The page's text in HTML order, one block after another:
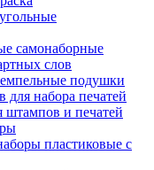
самонаборные
слов
подушки
для набора печатей
штампов и печатей
пластиковые с